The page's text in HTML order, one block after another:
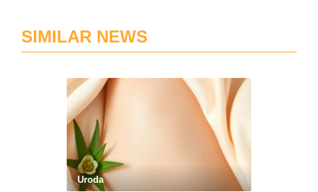
SIMILAR NEWS
Uroda